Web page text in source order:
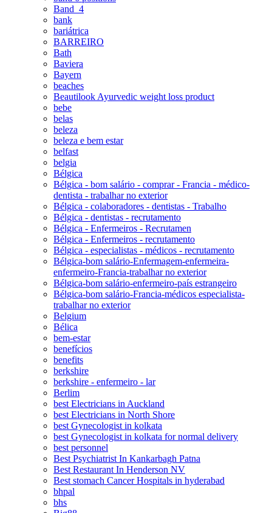
Band_4
bank
bariátrica
BARREIRO
Bath
Baviera
Bayern
beaches
Beautilook Ayurvedic weight loss product
bebe
belas
beleza
beleza e bem estar
belfast
belgia
Bélgica
Bélgica - bom salário - comprar - Francia - médico-
dentista - trabalhar no exterior
Bélgica - colaboradores - dentistas - Trabalho
Bélgica - dentistas - recrutamento
Bélgica - Enfermeiros - Recrutamen
Bélgica - Enfermeiros - recrutamento
Bélgica - especialistas - médicos - recrutamento
Bélgica-bom salário-Enfermagem-enfermeira-
enfermeiro-Francia-trabalhar no exterior
Bélgica-bom salário-enfermeiro-país estrangeiro
Bélgica-bom salário-Francia-médicos especialista-
trabalhar no exterior
Belgium
Bélica
bem-estar
benefícios
benefits
berkshire
berkshire - enfermeiro - lar
Berlim
best Electricians in Auckland
best Electricians in North Shore
best Gynecologist in kolkata
best Gynecologist in kolkata for normal delivery
best personnel
Best Psychiatrist In Kankarbagh Patna
Best Restaurant In Henderson NV
Best stomach Cancer Hospitals in hyderabad
bhpal
bhs